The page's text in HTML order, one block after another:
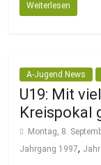
Weiterlesen
A-Jugend News
U19: Mit
Kreispokal
Montag, 8.
Jahrgang 1997,